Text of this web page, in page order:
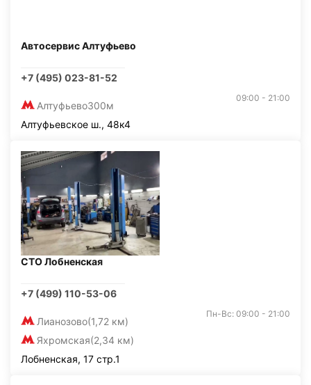
Автосервис Алтуфьево
+7 (495) 023-81-52
Алтуфьево300м
09:00 - 21:00
Алтуфьевское ш., 48к4
СТО Лобненская
+7 (499) 110-53-06
Лианозово(1,72 км)
Яхромская(2,34 км)
Пн-Вс: 09:00 - 21:00
Лобненская, 17 стр.1